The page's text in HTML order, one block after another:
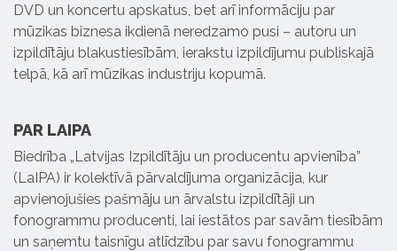
DVD un koncertu apskatus, bet arī informāciju par
mūzikas biznesa ikdienā neredzamo pusi – autoru un
izpildītāju blakustiesībām, ierakstu izpildījumu publiskajā
telpā, kā arī mūzikas industriju kopumā.
PAR LAIPA
Biedrība „Latvijas Izpildītāju un producentu apvienība”
(LaIPA) ir kolektīvā pārvaldījuma organizācija, kur
apvienojušies pašmāju un ārvalstu izpildītāji un
fonogrammu producenti, lai iestātos par savām tiesībām
un saņemtu taisnīgu atlīdzību par savu fonogrammu